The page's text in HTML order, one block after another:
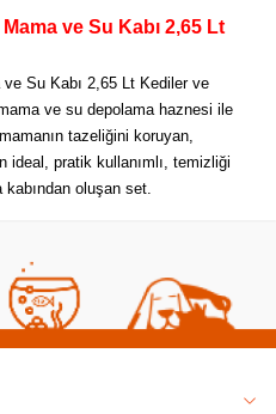
ve Su Kabı 2,65 Lt
Su Kabı 2,65 Lt Kediler ve
ve su depolama haznesi ile
tazeliğini koruyan,
ideal, pratik kullanımlı, temizliği
oluşan set.